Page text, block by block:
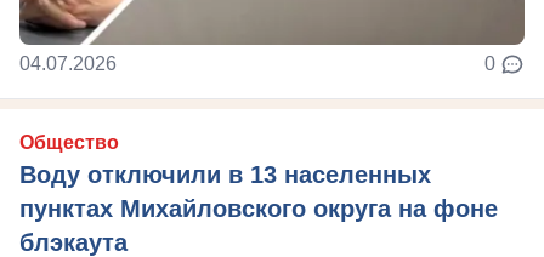
04.07.2026 0
Общество
Воду отключили в 13 населенных
пунктах Михайловского округа на фоне
блэкаута